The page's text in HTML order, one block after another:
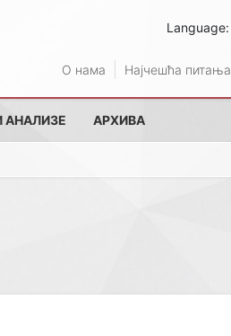
Language:
О нама Најчешћа питања
АНАЛИЗЕ АРХИВА